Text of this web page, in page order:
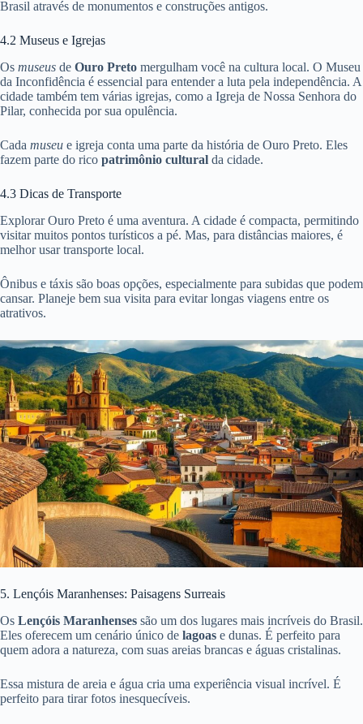
Brasil através de monumentos e construções antigos.
4.2 Museus e Igrejas
Os museus de Ouro Preto mergulham você na cultura local. O Museu
da Inconfidência é essencial para entender a luta pela independência. A
cidade também tem várias igrejas, como a Igreja de Nossa Senhora do
Pilar, conhecida por sua opulência.
Cada museu e igreja conta uma parte da história de Ouro Preto. Eles
fazem parte do rico patrimônio cultural da cidade.
4.3 Dicas de Transporte
Explorar Ouro Preto é uma aventura. A cidade é compacta, permitindo
visitar muitos pontos turísticos a pé. Mas, para distâncias maiores, é
melhor usar transporte local.
Ônibus e táxis são boas opções, especialmente para subidas que podem
cansar. Planeje bem sua visita para evitar longas viagens entre os
atrativos.
5. Lençóis Maranhenses: Paisagens Surreais
Os Lençóis Maranhenses são um dos lugares mais incríveis do Brasil.
Eles oferecem um cenário único de lagoas e dunas. É perfeito para
quem adora a natureza, com suas areias brancas e águas cristalinas.
Essa mistura de areia e água cria uma experiência visual incrível. É
perfeito para tirar fotos inesquecíveis.